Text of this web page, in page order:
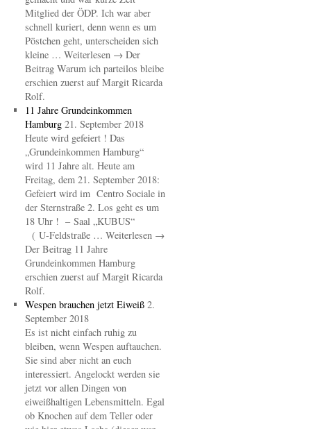
Mitglied der ÖDP. Ich war aber
schnell kuriert, denn wenn es um
Pöstchen geht, unterscheiden sich
kleine … Weiterlesen → Der
Beitrag Warum ich parteilos bleibe
erschien zuerst auf Margit Ricarda
Rolf.
11 Jahre Grundeinkommen
Hamburg 21. September 2018
Heute wird gefeiert ! Das
„Grundeinkommen Hamburg“
wird 11 Jahre alt. Heute am
Freitag, dem 21. September 2018:
Gefeiert wird im Centro Sociale in
der Sternstraße 2. Los geht es um
18 Uhr ! – Saal „KUBUS“
( U-Feldstraße … Weiterlesen →
Der Beitrag 11 Jahre
Grundeinkommen Hamburg
erschien zuerst auf Margit Ricarda
Rolf.
Wespen brauchen jetzt Eiweiß 2.
September 2018
Es ist nicht einfach ruhig zu
bleiben, wenn Wespen auftauchen.
Sie sind aber nicht an euch
interessiert. Angelockt werden sie
jetzt vor allen Dingen von
eiweißhaltigen Lebensmitteln. Egal
ob Knochen auf dem Teller oder